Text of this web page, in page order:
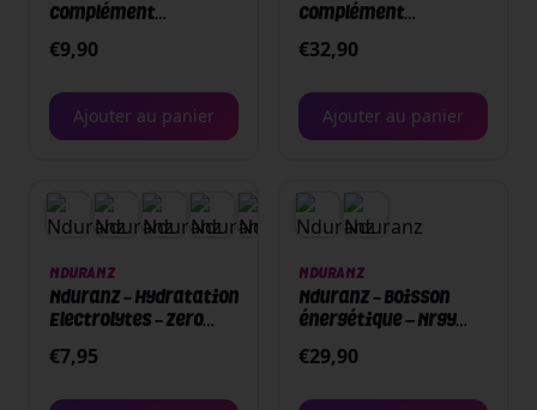
Complément
Capsules de caféine -
€9,90
Ajouter au panier
Complément
capsules - Sodium
€32,90
Ajouter au panier
NDURANZ
Nduranz - Hydratation
Electrolytes - Zero
€7,95
NDURANZ
Nduranz - Boisson
énergétique – Nrgy
1500 g - Citron
€29,90